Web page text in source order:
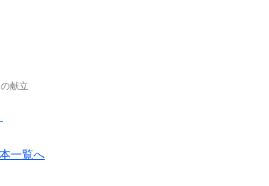
献立
一覧へ